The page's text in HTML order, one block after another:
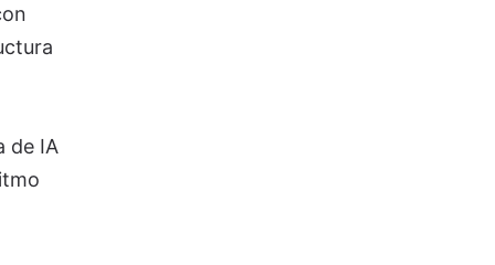
de IA